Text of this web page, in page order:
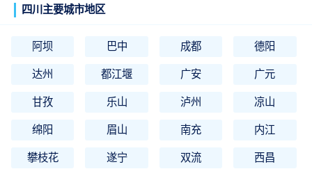
四川主要城市地区
阿坝 巴中 成都 德阳
达州 都江堰 广安 广元
甘孜 乐山 泸州 凉山
绵阳 眉山 南充 内江
攀枝花 遂宁 双流 西昌